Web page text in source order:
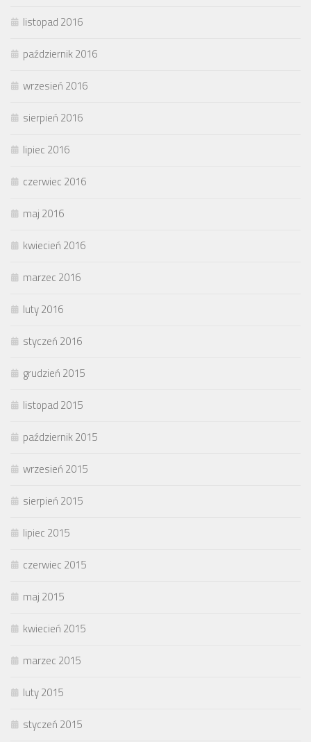
listopad 2016
październik 2016
wrzesień 2016
sierpień 2016
lipiec 2016
czerwiec 2016
maj 2016
kwiecień 2016
marzec 2016
luty 2016
styczeń 2016
grudzień 2015
listopad 2015
październik 2015
wrzesień 2015
sierpień 2015
lipiec 2015
czerwiec 2015
maj 2015
kwiecień 2015
marzec 2015
luty 2015
styczeń 2015